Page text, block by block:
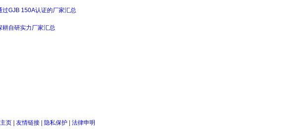
GJB 150A认证的厂家汇总
自研实力厂家汇总
页| 友情链接| 隐私保护| 法律申明